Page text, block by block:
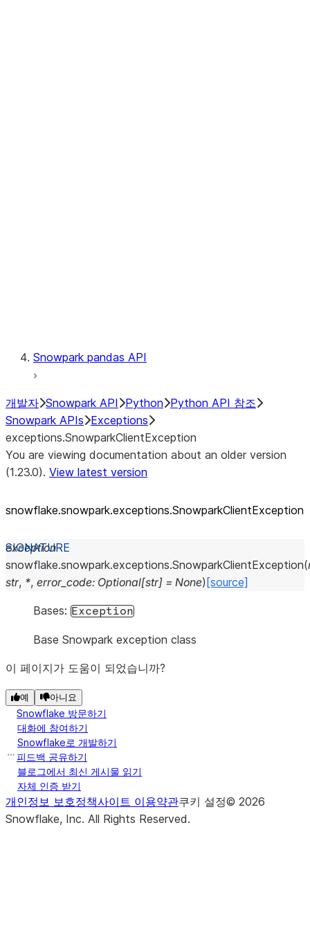
Snowpark pandas API
개발자 Snowpark API Python Python API 참조
Snowpark APIs Exceptions
exceptions.SnowparkClientException
You are viewing documentation about an older version
(1.23.0). View latest version
snowflake.snowpark.exceptions.SnowparkClientException
exception
snowflake.snowpark.exceptions.SnowparkClientException(
str, *, error_code: Optional[str] = None) [source]
Bases: Exception
Base Snowpark exception class
이 페이지가 도움이 되었습니까?
예 아니요
Snowflake 방문하기
대화에 참여하기
Snowflake로 개발하기
피드백 공유하기
블로그에서 최신 게시물 읽기
자체 인증 받기
개인정보 보호정책사이트 이용약관쿠키 설정© 2026
Snowflake, Inc. All Rights Reserved.